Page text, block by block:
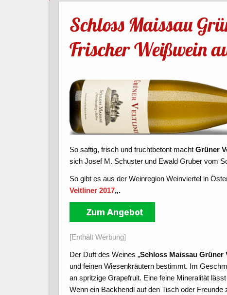
Schloss Maissau
Frischer Weißwein
So saftig, frisch und fruchtbetont machtGrüner
sich Josef M. Schuster und Ewald Gruber vom
So gibt es aus der Weinregion Weinviertel in
Veltliner 2017„.
[Enthält Werbung]
Der Duft des Weines „Schloss Maissau Grüner
und feinen Wiesenkräutern bestimmt. Im
an spritzige Grapefruit. Eine feine Mineralität
Wenn ein Backhendl auf den Tisch oder